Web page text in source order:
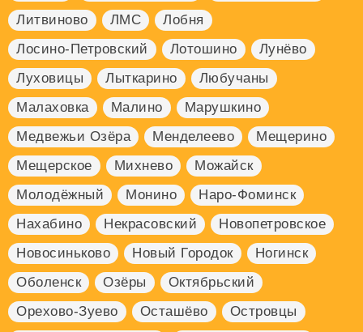
Литвиново
ЛМС
Лобня
Лосино-Петровский
Лотошино
Лунёво
Луховицы
Лыткарино
Любучаны
Малаховка
Малино
Марушкино
Медвежьи Озёра
Менделеево
Мещерино
Мещерское
Михнево
Можайск
Молодёжный
Монино
Наро-Фоминск
Нахабино
Некрасовский
Новопетровское
Новосиньково
Новый Городок
Ногинск
Оболенск
Озёры
Октябрьский
Орехово-Зуево
Осташёво
Островцы